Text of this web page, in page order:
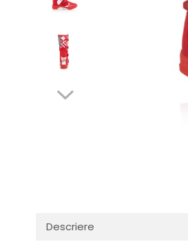
Cizme / Sosete
Combo Echipamente
Tricou / Geci / Termic
Cabluri si Conducte
Scule Service
Descriere